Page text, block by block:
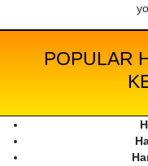
POPULAR